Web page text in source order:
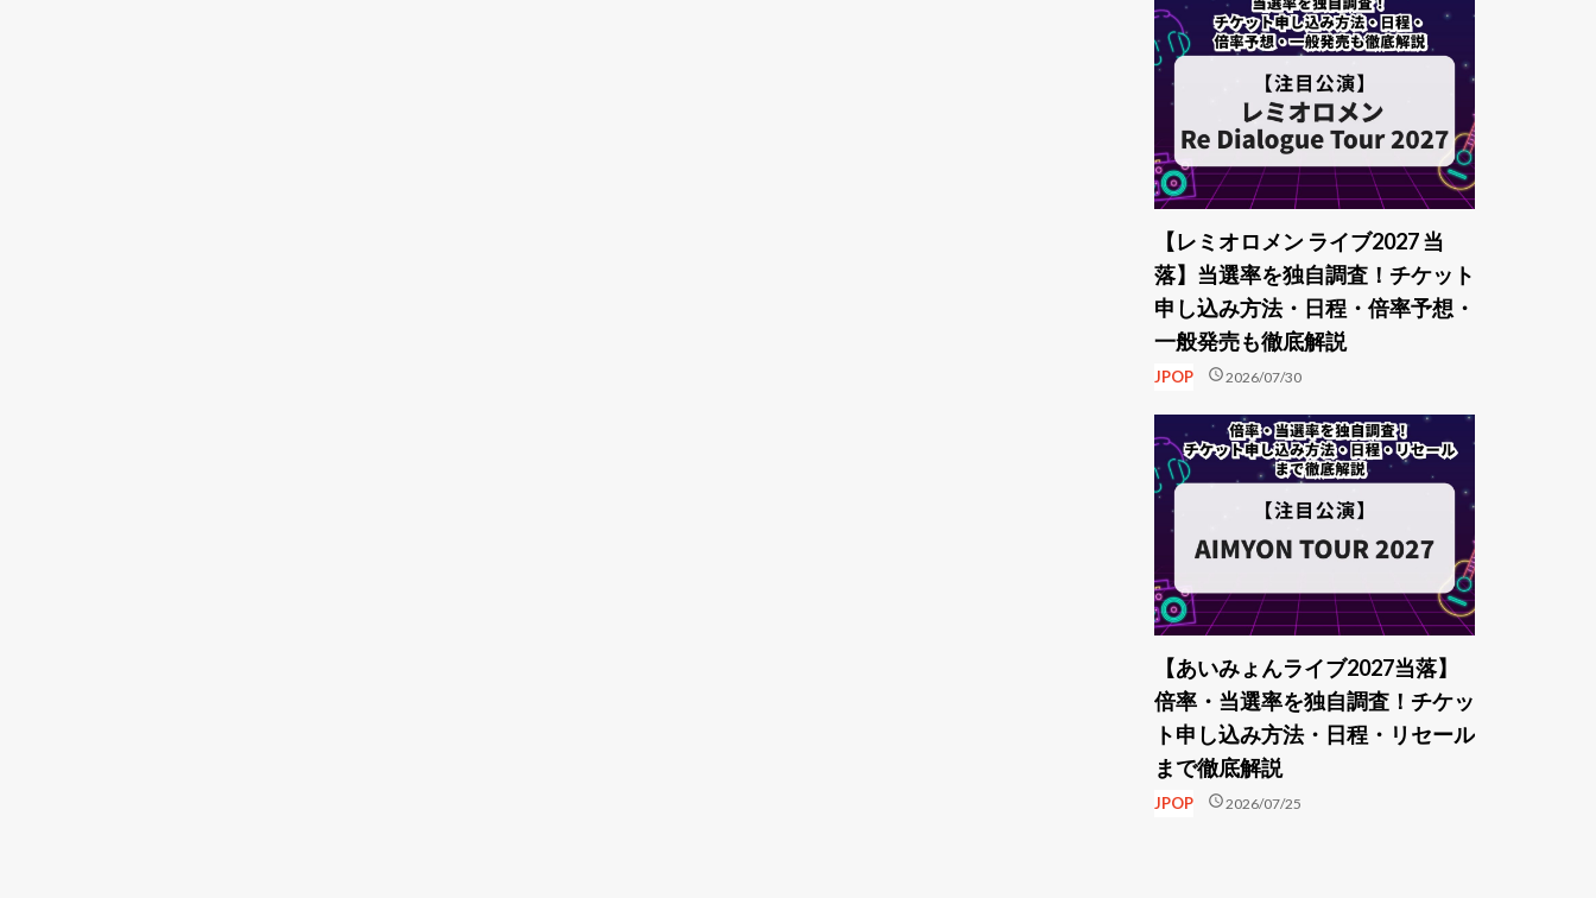
【レミオロメン ライブ2027 当
落】当選率を独自調査！チケット
申し込み方法・日程・倍率予想・
一般発売も徹底解説
JPOP schedule2026/07/30
【あいみょんライブ2027当落】
倍率・当選率を独自調査！チケッ
ト申し込み方法・日程・リセール
まで徹底解説
JPOP schedule2026/07/25